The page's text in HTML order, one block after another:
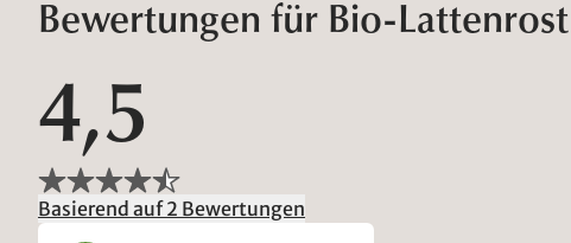
Bewertungen für Bio-
4,5
Basierend auf 2 Bewertungen